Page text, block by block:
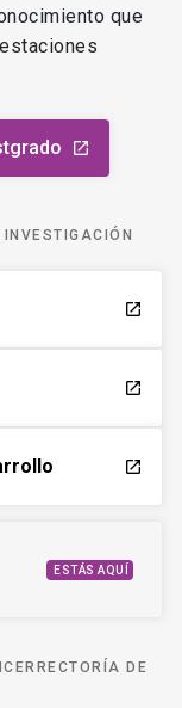
que
launch
launch
launch
launch
ESTÁS AQUÍ
DE